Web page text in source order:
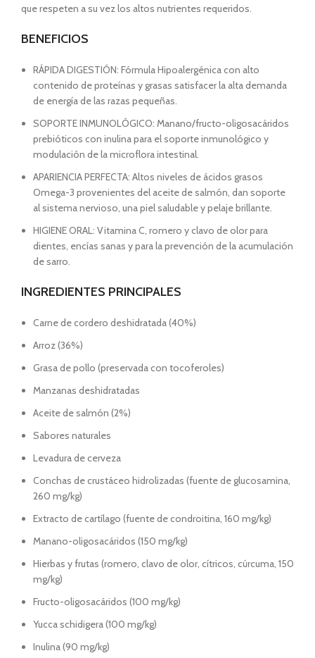
que respeten a su vez los altos nutrientes requeridos.
BENEFICIOS
RÁPIDA DIGESTIÓN: Fórmula Hipoalergénica con alto
contenido de proteínas y grasas satisfacer la alta demanda
de energía de las razas pequeñas.
SOPORTE INMUNOLÓGICO: Manano/fructo-oligosacáridos
prebióticos con inulina para el soporte inmunológico y
modulación de la microflora intestinal.
APARIENCIA PERFECTA: Altos niveles de ácidos grasos
Omega-3 provenientes del aceite de salmón, dan soporte
al sistema nervioso, una piel saludable y pelaje brillante.
HIGIENE ORAL: Vitamina C, romero y clavo de olor para
dientes, encías sanas y para la prevención de la acumulación
de sarro.
INGREDIENTES PRINCIPALES
Carne de cordero deshidratada (40%)
Arroz (36%)
Grasa de pollo (preservada con tocoferoles)
Manzanas deshidratadas
Aceite de salmón (2%)
Sabores naturales
Levadura de cerveza
Conchas de crustáceo hidrolizadas (fuente de glucosamina,
260 mg/kg)
Extracto de cartílago (fuente de condroitina, 160 mg/kg)
Manano-oligosacáridos (150 mg/kg)
Hierbas y frutas (romero, clavo de olor, cítricos, cúrcuma, 150
mg/kg)
Fructo-oligosacáridos (100 mg/kg)
Yucca schidigera (100 mg/kg)
Inulina (90 mg/kg)